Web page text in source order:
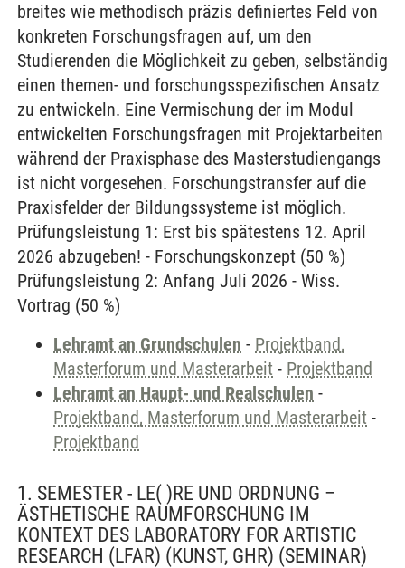
breites wie methodisch präzis definiertes Feld von
konkreten Forschungsfragen auf, um den
Studierenden die Möglichkeit zu geben, selbständig
einen themen- und forschungsspezifischen Ansatz
zu entwickeln. Eine Vermischung der im Modul
entwickelten Forschungsfragen mit Projektarbeiten
während der Praxisphase des Masterstudiengangs
ist nicht vorgesehen. Forschungstransfer auf die
Praxisfelder der Bildungssysteme ist möglich.
Prüfungsleistung 1: Erst bis spätestens 12. April
2026 abzugeben! - Forschungskonzept (50 %)
Prüfungsleistung 2: Anfang Juli 2026 - Wiss.
Vortrag (50 %)
Lehramt an Grundschulen - Projektband,
Masterforum und Masterarbeit - Projektband
Lehramt an Haupt- und Realschulen -
Projektband, Masterforum und Masterarbeit -
Projektband
1. SEMESTER - LE( )RE UND ORDNUNG –
ÄSTHETISCHE RAUMFORSCHUNG IM
KONTEXT DES LABORATORY FOR ARTISTIC
RESEARCH (LFAR) (KUNST, GHR) (SEMINAR)